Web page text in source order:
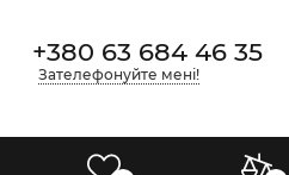
+380 63 684 46 35
Зателефонуйте мені!